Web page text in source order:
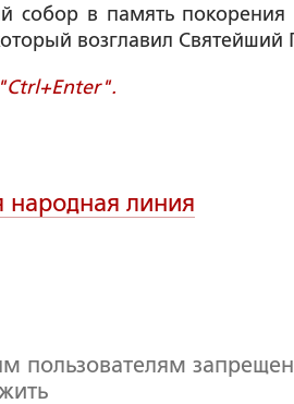
собор в память покорения
возглавил Святейший
народная линия
пользователям